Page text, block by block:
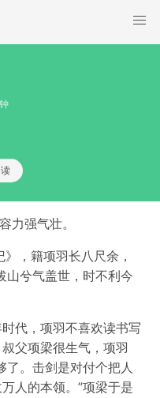
力强气壮。
，籍项羽长八尺余，
山兮气盖世，时不利今
代，项羽不喜欢读书写
父项梁很生气，项羽
了。击剑是对付个把人
人的本领。”项梁于是